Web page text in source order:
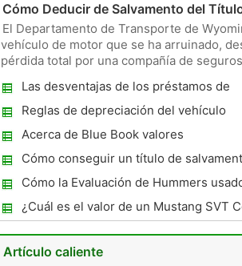
Cómo Deducir de Salvamento del
El Departamento de Transporte de
vehículo de motor que se ha arruinado,
pérdida total por una compañía de
Las desventajas de los préstamos de
coches título
Reglas de depreciación del vehículo
Acerca de Blue Book valores
Cómo conseguir un título de
para un coche Totalizó
Cómo la Evaluación de Hummers
¿Cuál es el valor de un Mustang SVT
1995 ?
Artículo caliente